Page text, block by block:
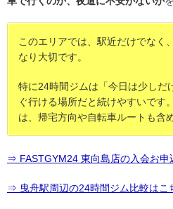
このエリアでは、駅近だけでなく
なり大切です。
特に24時間ジムは「今日は少しだ
ぐ行ける場所だと続けやすいです
は、帰宅方向や自転車ルートも含
⇒ FASTGYM24 東向島店の入会お申
⇒ 曳舟駅周辺の24時間ジム比較はこ